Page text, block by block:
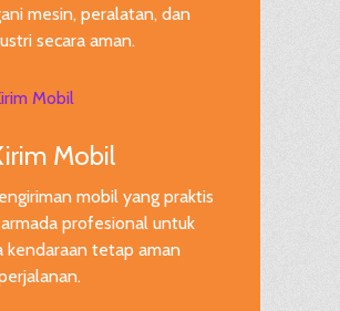
mesin, peralatan, dan
secara aman.
Mobil
mobil yang praktis
profesional untuk
kendaraan tetap aman